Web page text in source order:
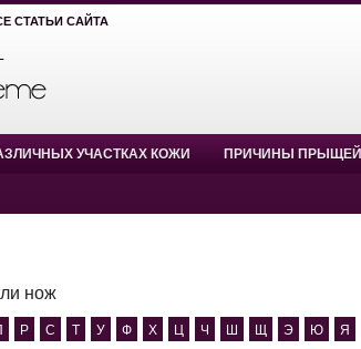
СТАТЬИ САЙТА
УЧАСТКАХ КОЖИ ПРИЧИНЫ ПРЫЩЕЙ
нож
Р С Т У Ф Х Ц Ч Ш Щ Э Ю Я